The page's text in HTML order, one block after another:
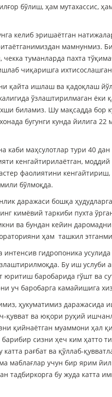
бўлиш, ҳам мутахассис,
келиб эришаётган
мамнунмиз.
туманларда пахта
чиқаришга
қайта ишлаш ва қадоқлаш
ўзлаштирилмаган
биламиз. Шу мақсадда бор
бугунги кунда йилига 22
каби маҳсулотлар тури 40
кенгайтирилаётган,
фаолиятини
бўлмоқда.
даражаси бошқа
кимёвий таркиби пухта
ва бундан кейин
ҳам ташкил
гидропоника
Бу иш услуби
баробарида гўшт ва
уч баробарга камайишига
ҳукуматимиз даражасида
қувват ва юқори руҳий
қийнаётган муаммони ҳал
сизни ҳеч ким ҳатто
рағбат ва қўллаб-
маблағлар учун бир ярим
бу жуда катта